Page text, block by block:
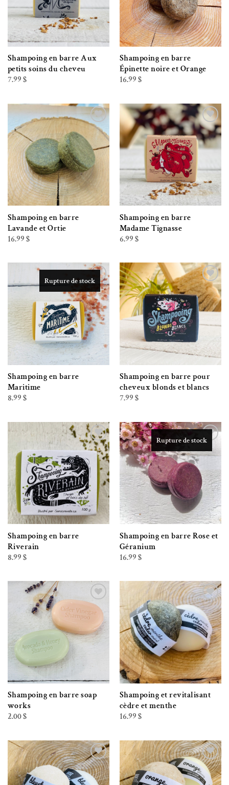
Shampoing en barre Aux
petits soins du cheveu
7.99 $
Shampoing en barre
Épinette noire et Orange
16.99 $
Ajouter à la liste de souhaits
Shampoing en barre
Lavande et Ortie
16.99 $
Ajouter à la liste de souhaits
Shampoing en barre
Madame Tignasse
6.99 $
Ajouter à la liste de souhaits
Rupture de stock
Shampoing en barre
Maritime
8.99 $
Ajouter à la liste de souhaits
Shampoing en barre pour
cheveux blonds et blancs
7.99 $
Ajouter à la liste de souhaits
Shampoing en barre
Riverain
8.99 $
Ajouter à la liste de souhaits
Rupture de stock
Shampoing en barre Rose et
Géranium
16.99 $
Ajouter à la liste de souhaits
Shampoing en barre soap
works
2.00$
Ajouter à la liste de souhaits
Shampoing et revitalisant
cèdre et menthe
16.99 $
Ajouter à la liste de souhaits Ajouter à la liste de souhaits